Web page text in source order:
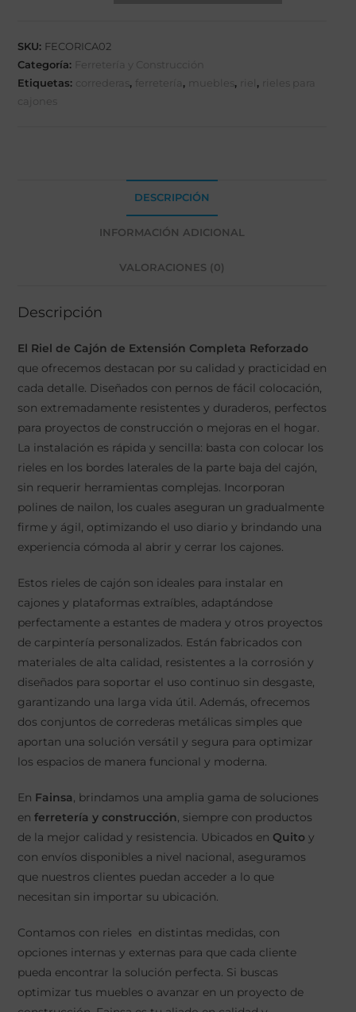
SKU: FECORICA02
Categoría:
Ferretería y Construcción
Etiquetas:
correderas , ferretería, muebles , riel ,
rieles para
cajones
DESCRIPCIÓN
INFORMACIÓN ADICIONAL
VALORACIONES (0)
Descripción
El Riel de Cajón de Extensión Completa Reforzado
que ofrecemos destacan por su calidad y practicidad en
cada detalle. Diseñados con pernos de fácil colocación,
son extremadamente resistentes y duraderos, perfectos
para proyectos de construcción o mejoras en el hogar.
La instalación es rápida y sencilla: basta con colocar los
rieles en los bordes laterales de la parte baja del cajón,
sin requerir herramientas complejas. Incorporan
polines de nailon, los cuales aseguran un gradualmente
firme y ágil, optimizando el uso diario y brindando una
experiencia cómoda al abrir y cerrar los cajones.
Estos rieles de cajón son ideales para instalar en
cajones y plataformas extraíbles, adaptándose
perfectamente a estantes de madera y otros proyectos
de carpintería personalizados. Están fabricados con
materiales de alta calidad, resistentes a la corrosión y
diseñados para soportar el uso continuo sin desgaste,
garantizando una larga vida útil. Además, ofrecemos
dos conjuntos de correderas metálicas simples que
aportan una solución versátil y segura para optimizar
los espacios de manera funcional y moderna.
En Fainsa, brindamos una amplia gama de soluciones
en ferretería y construcción, siempre con productos
de la mejor calidad y resistencia. Ubicados en Quitoy
con envíos disponibles a nivel nacional, aseguramos
que nuestros clientes puedan acceder a lo que
necesitan sin importar su ubicación.
Contamos con rieles en distintas medidas, con
opciones internas y externas para que cada cliente
pueda encontrar la solución perfecta. Si buscas
optimizar tus muebles o avanzar en un proyecto de